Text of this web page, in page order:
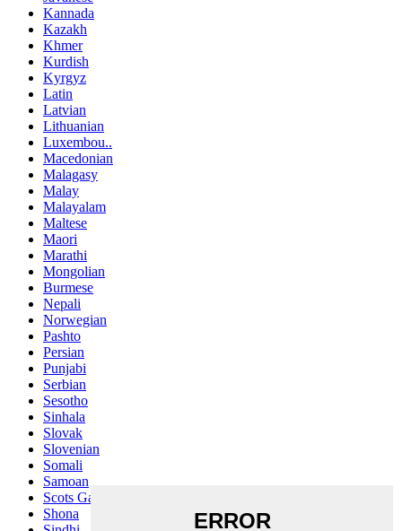
Kannada
Kazakh
Khmer
Kurdish
Kyrgyz
Latin
Latvian
Lithuanian
Luxembou..
Macedonian
Malagasy
Malay
Malayalam
Maltese
Maori
Marathi
Mongolian
Burmese
Nepali
Norwegian
Pashto
Persian
Punjabi
Serbian
Sesotho
Sinhala
Slovak
Slovenian
Somali
Samoan
Scots Gaelic
Shona